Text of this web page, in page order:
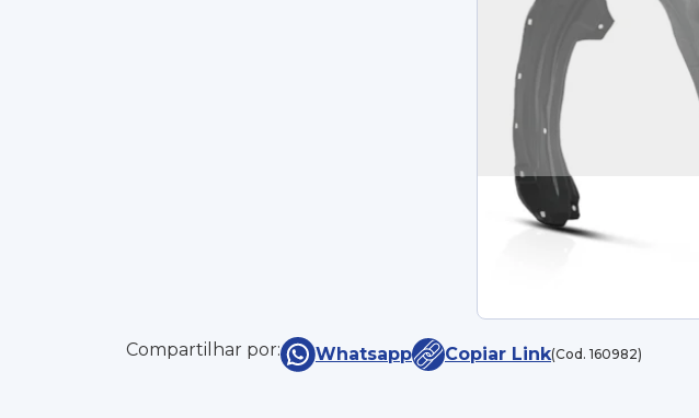
Compartilhar por: Whatsapp Copiar Link(Cod. 160982)